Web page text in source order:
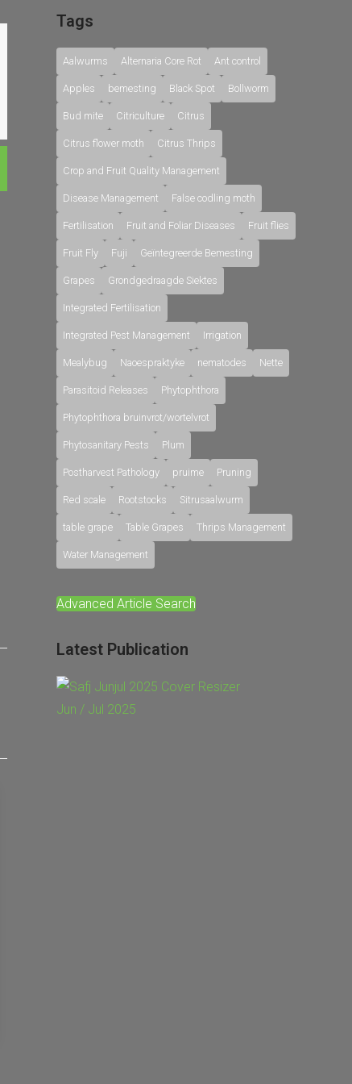
Tags
Aalwurms Alternaria Core Rot Ant control
Apples bemesting Black Spot Bollworm
Bud mite Citriculture Citrus
Citrus flower moth Citrus Thrips
Crop and Fruit Quality Management
Disease Management False codling moth
Fertilisation Fruit and Foliar Diseases Fruit flies
Fruit Fly Fuji Geïntegreerde Bemesting
Grapes Grondgedraagde Siektes
Integrated Fertilisation
Integrated Pest Management Irrigation
Mealybug Naoespraktyke nematodes Nette
Parasitoid Releases Phytophthora
Phytophthora bruinvrot/wortelvrot
Phytosanitary Pests Plum
Postharvest Pathology pruime Pruning
Red scale Rootstocks Sitrusaalwurm
table grape Table Grapes Thrips Management
Water Management
Advanced Article Search
Latest Publication
Jun / Jul 2025